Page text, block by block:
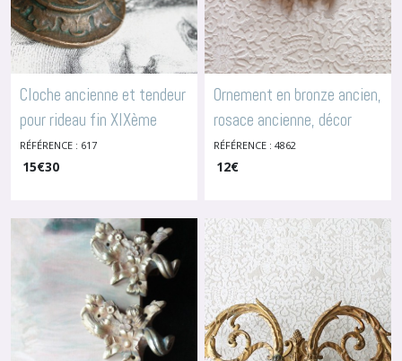
Cloche ancienne et tendeur
pour rideau fin XIXème
-Enjoliveurs
RÉFÉRENCE : 617
15€30
Ornement en bronze ancien,
rosace ancienne, décor
victorien, bougeoir en
bronze, cache, 4862
RÉFÉRENCE : 4862
12€